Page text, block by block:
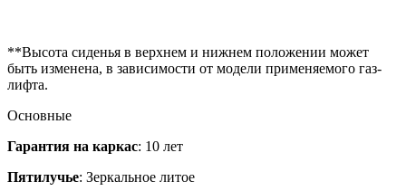
**Высота сиденья в верхнем и нижнем положении может
быть изменена, в зависимости от модели применяемого газ-
лифта.
Основные
Гарантия на каркас: 10 лет
Пятилучье: Зеркальное литое